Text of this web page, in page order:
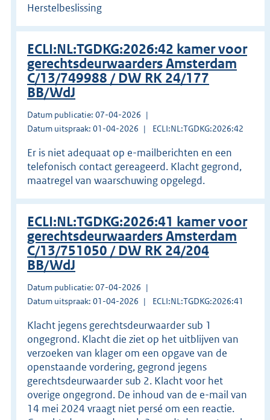
Herstelbeslissing
ECLI:NL:TGDKG:2026:42 kamer voor
gerechtsdeurwaarders Amsterdam
C/13/749988 / DW RK 24/177
BB/WdJ
Datum publicatie: 07-04-2026
Datum uitspraak: 01-04-2026
ECLI:NL:TGDKG:2026:42
Er is niet adequaat op e-mailberichten en een
telefonisch contact gereageerd. Klacht gegrond,
maatregel van waarschuwing opgelegd.
ECLI:NL:TGDKG:2026:41 kamer voor
gerechtsdeurwaarders Amsterdam
C/13/751050 / DW RK 24/204
BB/WdJ
Datum publicatie: 07-04-2026
Datum uitspraak: 01-04-2026
ECLI:NL:TGDKG:2026:41
Klacht jegens gerechtsdeurwaarder sub 1
ongegrond. Klacht die ziet op het uitblijven van
verzoeken van klager om een opgave van de
openstaande vordering, gegrond jegens
gerechtsdeurwaarder sub 2. Klacht voor het
overige ongegrond. De inhoud van de e-mail van
14 mei 2024 vraagt niet persé om een reactie.